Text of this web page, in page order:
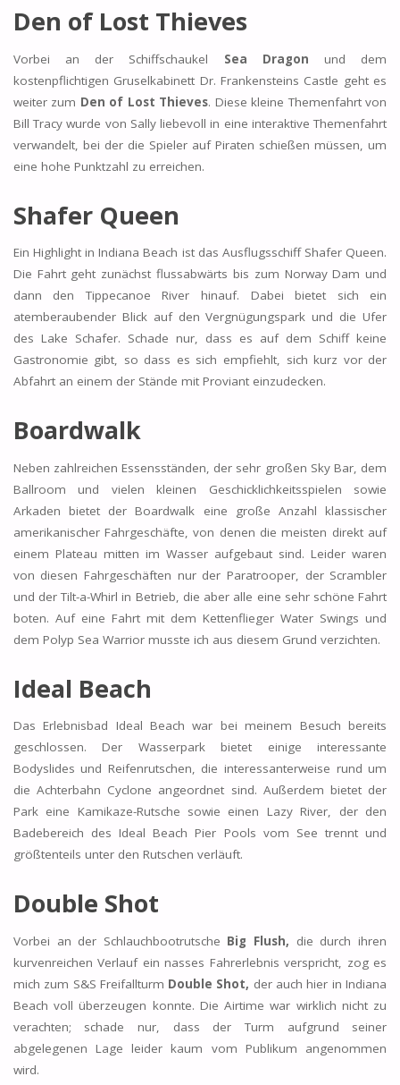
Den of Lost Thieves
Vorbei an der Schiffschaukel Sea Dragon und dem
kostenpflichtigen Gruselkabinett Dr. Frankensteins Castle geht es
weiter zum Den of Lost Thieves. Diese kleine Themenfahrt von
Bill Tracy wurde von Sally liebevoll in eine interaktive Themenfahrt
verwandelt, bei der die Spieler auf Piraten schießen müssen, um
eine hohe Punktzahl zu erreichen.
Shafer Queen
Ein Highlight in Indiana Beach ist das Ausflugsschiff Shafer Queen.
Die Fahrt geht zunächst flussabwärts bis zum Norway Dam und
dann den Tippecanoe River hinauf. Dabei bietet sich ein
atemberaubender Blick auf den Vergnügungspark und die Ufer
des Lake Schafer. Schade nur, dass es auf dem Schiff keine
Gastronomie gibt, so dass es sich empfiehlt, sich kurz vor der
Abfahrt an einem der Stände mit Proviant einzudecken.
Boardwalk
Neben zahlreichen Essensständen, der sehr großen Sky Bar, dem
Ballroom und vielen kleinen Geschicklichkeitsspielen sowie
Arkaden bietet der Boardwalk eine große Anzahl klassischer
amerikanischer Fahrgeschäfte, von denen die meisten direkt auf
einem Plateau mitten im Wasser aufgebaut sind. Leider waren
von diesen Fahrgeschäften nur der Paratrooper, der Scrambler
und der Tilt-a-Whirl in Betrieb, die aber alle eine sehr schöne Fahrt
boten. Auf eine Fahrt mit dem Kettenflieger Water Swings und
dem Polyp Sea Warrior musste ich aus diesem Grund verzichten.
Ideal Beach
Das Erlebnisbad Ideal Beach war bei meinem Besuch bereits
geschlossen. Der Wasserpark bietet einige interessante
Bodyslides und Reifenrutschen, die interessanterweise rund um
die Achterbahn Cyclone angeordnet sind. Außerdem bietet der
Park eine Kamikaze-Rutsche sowie einen Lazy River, der den
Badebereich des Ideal Beach Pier Pools vom See trennt und
größtenteils unter den Rutschen verläuft.
Double Shot
Vorbei an der Schlauchbootrutsche Big Flush, die durch ihren
kurvenreichen Verlauf ein nasses Fahrerlebnis verspricht, zog es
mich zum S&S Freifallturm Double Shot, der auch hier in Indiana
Beach voll überzeugen konnte. Die Airtime war wirklich nicht zu
verachten; schade nur, dass der Turm aufgrund seiner
abgelegenen Lage leider kaum vom Publikum angenommen
wird.